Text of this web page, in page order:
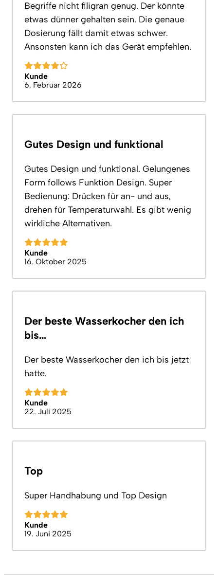
Begriffe nicht filigran genug. Der könnte
etwas dünner gehalten sein. Die genaue
Dosierung fällt damit etwas schwer.
Ansonsten kann ich das Gerät empfehlen.
Kunde
6. Februar 2026
Gutes Design und funktional
Gutes Design und funktional. Gelungenes
Form follows Funktion Design. Super
Bedienung: Drücken für an- und aus,
drehen für Temperaturwahl. Es gibt wenig
wirkliche Alternativen.
Kunde
16. Oktober 2025
Der beste Wasserkocher den ich
bis…
Der beste Wasserkocher den ich bis jetzt
hatte.
Kunde
22. Juli 2025
Top
Super Handhabung und Top Design
Kunde
19. Juni 2025